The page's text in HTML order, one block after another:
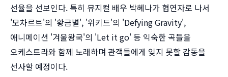
선율을 선보인다. 특히 뮤지컬 배우 박혜나가 협연자로 나서
'모차르트'의 '황금별', '위키드'의 'Defying Gravity',
애니메이션 '겨울왕국'의 'Let it go' 등 익숙한 곡들을
오케스트라와 함께 노래하며 관객들에게 잊지 못할 감동을
선사할 예정이다.